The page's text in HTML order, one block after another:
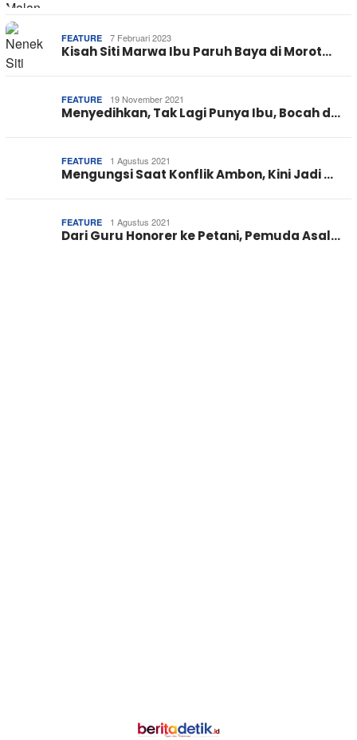
FEATURE 7 Februari 2023
Kisah Siti Marwa Ibu Paruh Baya di Morot…
FEATURE 19 November 2021
Menyedihkan, Tak Lagi Punya Ibu, Bocah d…
FEATURE 1 Agustus 2021
Mengungsi Saat Konflik Ambon, Kini Jadi …
FEATURE 1 Agustus 2021
Dari Guru Honorer ke Petani, Pemuda Asal…